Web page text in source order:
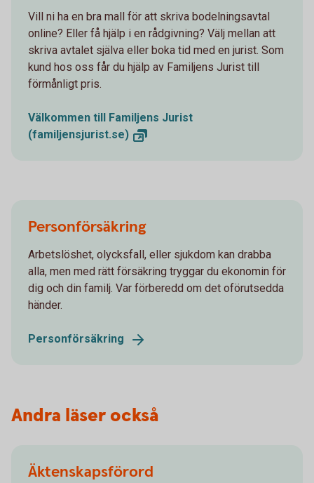
Vill ni ha en bra mall för att skriva bodelningsavtal
online? Eller få hjälp i en rådgivning? Välj mellan att
skriva avtalet själva eller boka tid med en jurist. Som
kund hos oss får du hjälp av Familjens Jurist till
förmånligt pris.
Välkommen till Familjens Jurist
(familjensjurist.se)
Personförsäkring
Arbetslöshet, olycksfall, eller sjukdom kan drabba
alla, men med rätt försäkring tryggar du ekonomin för
dig och din familj. Var förberedd om det oförutsedda
händer.
Personförsäkring
Andra läser också
Äktenskapsförord